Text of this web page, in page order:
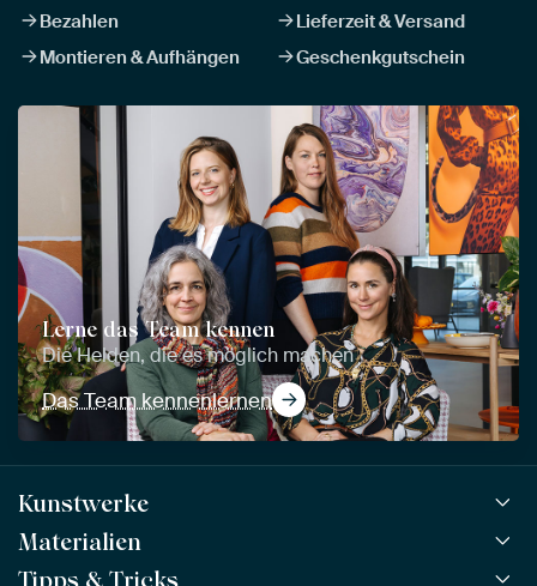
Bezahlen
Lieferzeit & Versand
Montieren & Aufhängen
Geschenkgutschein
Lerne das Team kennen
Die Helden, die es möglich machen
Das Team kennenlernen
Kunstwerke
Alle Kunstwerke
Alle Kollektionen
Materialien
Tipps & Tricks